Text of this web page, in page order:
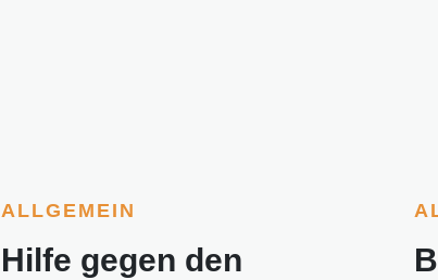
ALLGEMEIN
Hilfe gegen den